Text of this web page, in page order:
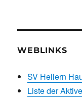
WEBLINKS
SV Hellern
Liste der